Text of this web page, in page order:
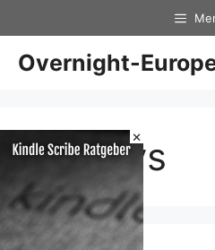
×
Inhalt
springen
Overnight-
Airways